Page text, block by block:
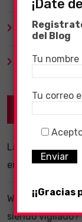
Videojuegos
Virales
La importancia
empresa
WhatsApp y la
siendo vigilado?
¡Date
del Blog
Tu
Tu correo
¡¡Gracias